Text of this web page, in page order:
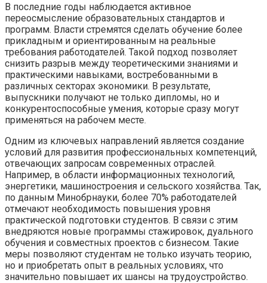
В последние годы наблюдается активное
переосмысление образовательных стандартов и
программ. Власти стремятся сделать обучение более
прикладным и ориентированным на реальные
требования работодателей. Такой подход позволяет
снизить разрыв между теоретическими знаниями и
практическими навыками, востребованными в
различных секторах экономики. В результате,
выпускники получают не только дипломы, но и
конкурентоспособные умения, которые сразу могут
применяться на рабочем месте.
Одним из ключевых направлений является создание
условий для развития профессиональных компетенций,
отвечающих запросам современных отраслей.
Например, в области информационных технологий,
энергетики, машиностроения и сельского хозяйства. Так,
по данным Минобрнауки, более 70% работодателей
отмечают необходимость повышения уровня
практической подготовки студентов. В связи с этим
внедряются новые программы стажировок, дуального
обучения и совместных проектов с бизнесом. Такие
меры позволяют студентам не только изучать теорию,
но и приобретать опыт в реальных условиях, что
значительно повышает их шансы на трудоустройство.